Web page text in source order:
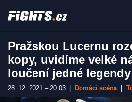
Pražskou Lucernu
kopy, uvidíme velké
loučení jedné legendy
28. 12. 2021 – 20:03 Domácí scéna